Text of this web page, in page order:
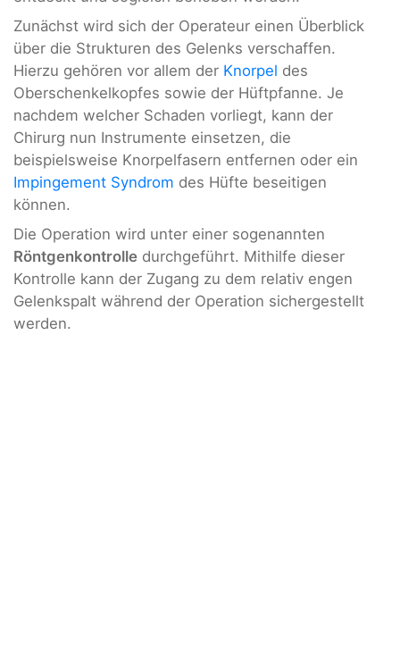
Zunächst wird sich der Operateur einen Überblick
über die Strukturen des Gelenks verschaffen.
Hierzu gehören vor allem der Knorpel des
Oberschenkelkopfes sowie der Hüftpfanne. Je
nachdem welcher Schaden vorliegt, kann der
Chirurg nun Instrumente einsetzen, die
beispielsweise Knorpelfasern entfernen oder ein
Impingement Syndrom des Hüfte beseitigen
können.
Die Operation wird unter einer sogenannten
Röntgenkontrolle durchgeführt. Mithilfe dieser
Kontrolle kann der Zugang zu dem relativ engen
Gelenkspalt während der Operation sichergestellt
werden.